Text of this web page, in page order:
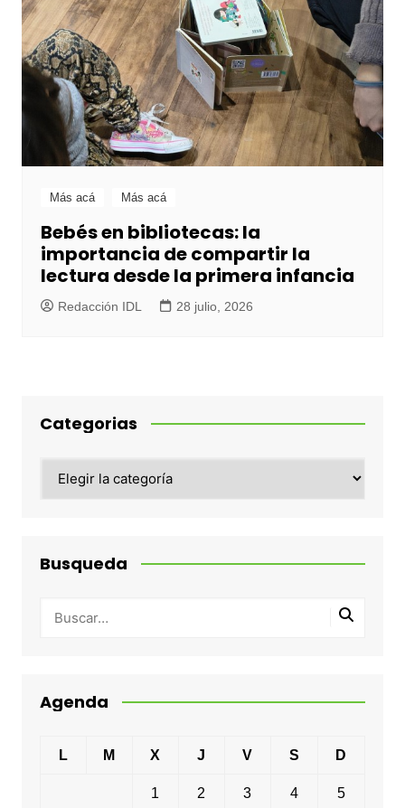
Más acá Más acá
Bebés en bibliotecas: la
importancia de compartir la
lectura desde la primera infancia
Redacción IDL 28 julio, 2026
Categorias
Busqueda
Agenda
L M X J V S D
1 2 3 4 5